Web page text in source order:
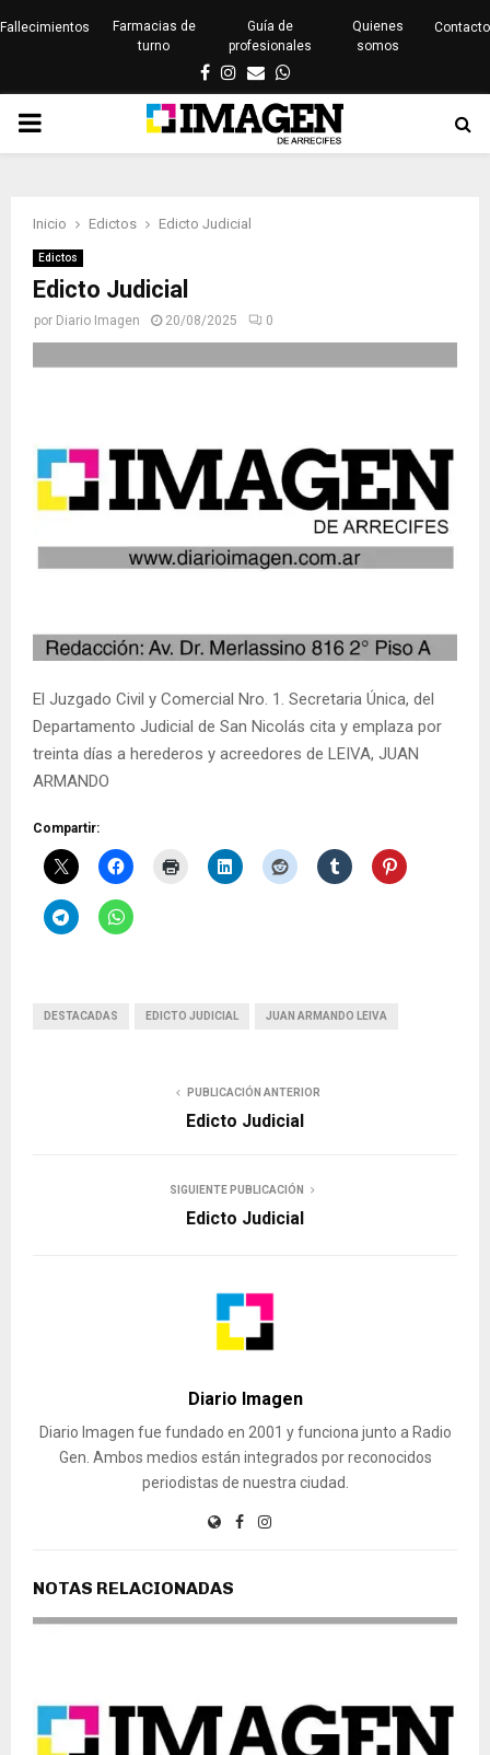
Fallecimientos
Farmacias de
turno
Guía de
profesionales
Quienes
somos
Contacto
Facebook
Instagram
EmailWhatsapp
PRIMARY
Inicio Edictos Edicto Judicial
Edictos
Edicto Judicial
por Diario Imagen 20/08/2025 0
El Juzgado Civil y Comercial Nro. 1. Secretaria Única, del
Departamento Judicial de San Nicolás cita y emplaza por
treinta días a herederos y acreedores de LEIVA, JUAN
ARMANDO
Compartir:
DESTACADAS EDICTO JUDICIAL JUAN ARMANDO LEIVA
PUBLICACIÓN ANTERIOR
Edicto Judicial
SIGUIENTE PUBLICACIÓN
Edicto Judicial
Diario Imagen
Diario Imagen fue fundado en 2001 y funciona junto a Radio
Gen. Ambos medios están integrados por reconocidos
periodistas de nuestra ciudad.
NOTAS RELACIONADAS